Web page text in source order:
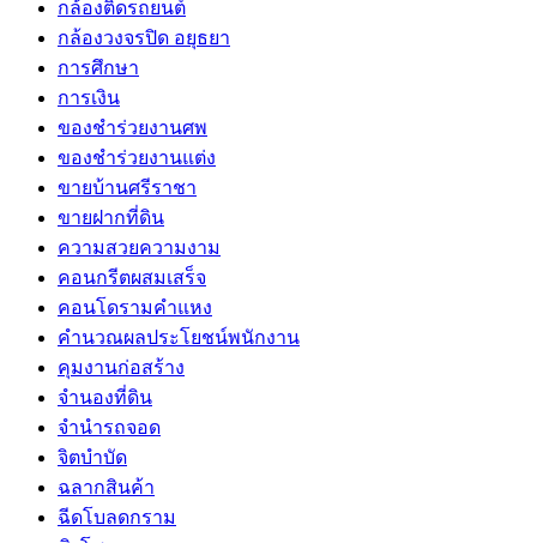
กล้องติดรถยนต์
กล้องวงจรปิด อยุธยา
การศึกษา
การเงิน
ของชำร่วยงานศพ
ของชำร่วยงานแต่ง
ขายบ้านศรีราชา
ขายฝากที่ดิน
ความสวยความงาม
คอนกรีตผสมเสร็จ
คอนโดรามคำแหง
คำนวณผลประโยชน์พนักงาน
คุมงานก่อสร้าง
จำนองที่ดิน
จำนำรถจอด
จิตบำบัด
ฉลากสินค้า
ฉีดโบลดกราม